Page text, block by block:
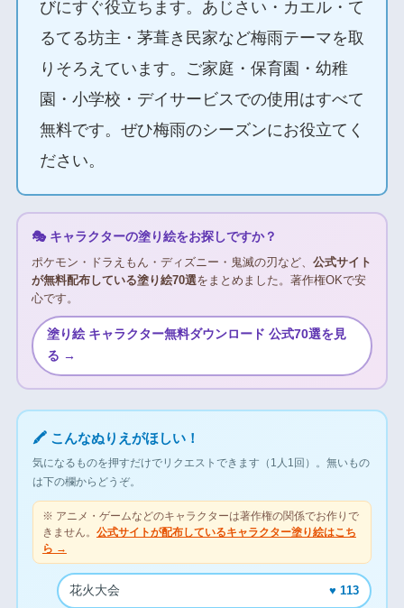
びにすぐ役立ちます。あじさい・カエル・て
るてる坊主・茅葺き民家など梅雨テーマを取
りそろえています。ご家庭・保育園・幼稚
園・小学校・デイサービスでの使用はすべて
無料です。ぜひ梅雨のシーズンにお役立てく
ださい。
🎭 キャラクターの塗り絵をお探しですか？
ポケモン・ドラえもん・ディズニー・鬼滅の刃など、 公式サイト
が無料配布している塗り絵70選をまとめました。著作権OKで安
心です。
塗り絵 キャラクター無料ダウンロード 公式70選を見
る →
🖍 こんなぬりえがほしい！
気になるものを押すだけでリクエストできます（1人1回）。無いもの
は下の欄からどうぞ。
※ アニメ・ゲームなどのキャラクターは著作権の関係でお作りで
きません。 公式サイトが配布しているキャラクター塗り絵はこち
ら →
花火大会 ♥ 113